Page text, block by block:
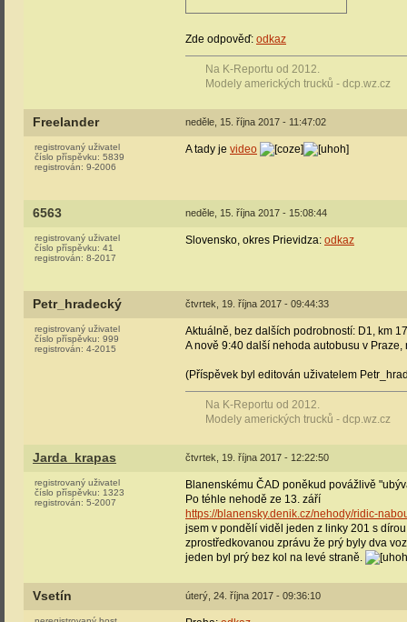
Zde odpověď: odkaz
Na K-Reportu od 2012.
Modely amerických trucků - dcp.wz.cz
Freelander neděle, 15. října 2017 - 11:47:02
registrovaný uživatel
číslo příspěvku: 5839
registrován: 9-2006
A tady je video
6563 neděle, 15. října 2017 - 15:08:44
registrovaný uživatel
číslo příspěvku: 41
registrován: 8-2017
Slovensko, okres Prievidza: odkaz
Petr_hradecký čtvrtek, 19. října 2017 - 09:44:33
registrovaný uživatel
číslo příspěvku: 999
registrován: 4-2015
Aktuálně, bez dalších podrobností: D1, km
A nově 9:40 další nehoda autobusu v
(Příspěvek byl editován uživatelem
Na K-Reportu od 2012.
Modely amerických trucků - dcp.wz.cz
Jarda_krapas čtvrtek, 19. října 2017 - 12:22:50
registrovaný uživatel
číslo příspěvku: 1323
registrován: 5-2007
Blanenskému ČAD poněkud povážlivě
Po téhle nehodě ze 13. září
https://blanensky.denik.cz/nehody/ridic-
jsem v pondělí viděl jeden z linky 201 s
zprostředkovanou zprávu že prý byly dva
jeden byl prý bez kol na levé straně.
Vsetín úterý, 24. října 2017 - 09:36:10